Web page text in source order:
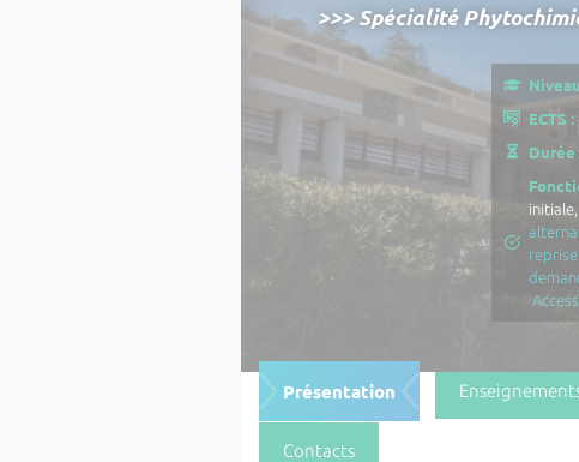
>>> Spécialité
ECTS :
Durée
initiale,
Présentation
Contacts